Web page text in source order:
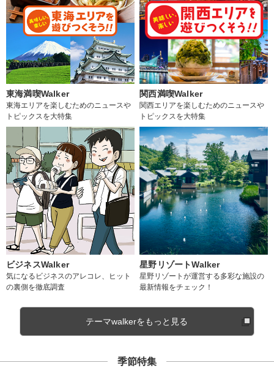
東海満喫Walker
東海エリアを楽しむためのニュースや
トピックスを大特集
関西満喫Walker
関西エリアを楽しむためのニュースや
トピックスを大特集
ビジネスWalker
気になるビジネスのアレコレ、ヒット
の裏側を徹底調査
星野リゾートWalker
星野リゾートが運営する多彩な施設の
最新情報をチェック！
テーマwalkerをもっと見る
季節特集